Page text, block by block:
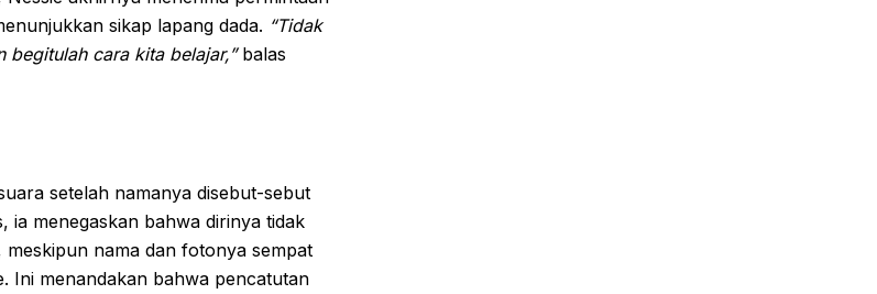
sikap lapang dada. “Tidak
begitulah cara kita belajar,”balas
setelah namanya disebut-sebut
ia menegaskan bahwa dirinya tidak
nama dan fotonya sempat
Ini menandakan bahwa pencatutan